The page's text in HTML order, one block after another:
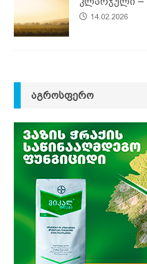
14.02.2026
ᲐᲒᲠᲝᲡᲤᲔᲠᲝ